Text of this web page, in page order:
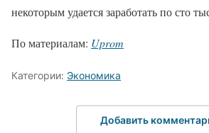
некоторым удается заработать по сто
По материалам: Uprom
Категории: Экономика
Добавить